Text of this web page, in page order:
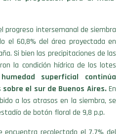
el 60,8% del área proyectada en
Si bien las precipitaciones de las
la condición hídrica de los lotes
superficial continúa
el sur de Buenos Aires.En
a los atrasos en la siembra, se
de botón floral de 9,8 p.p.
encuentra recolectado el 7,7% del
sobre las